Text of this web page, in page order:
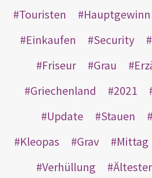
Touristen
Hauptgewinn
Einkaufen
Security
Friseur
Grau
Griechenland
2021
Update
Stauen
Kleopas
Grav Mittag
Verhüllung